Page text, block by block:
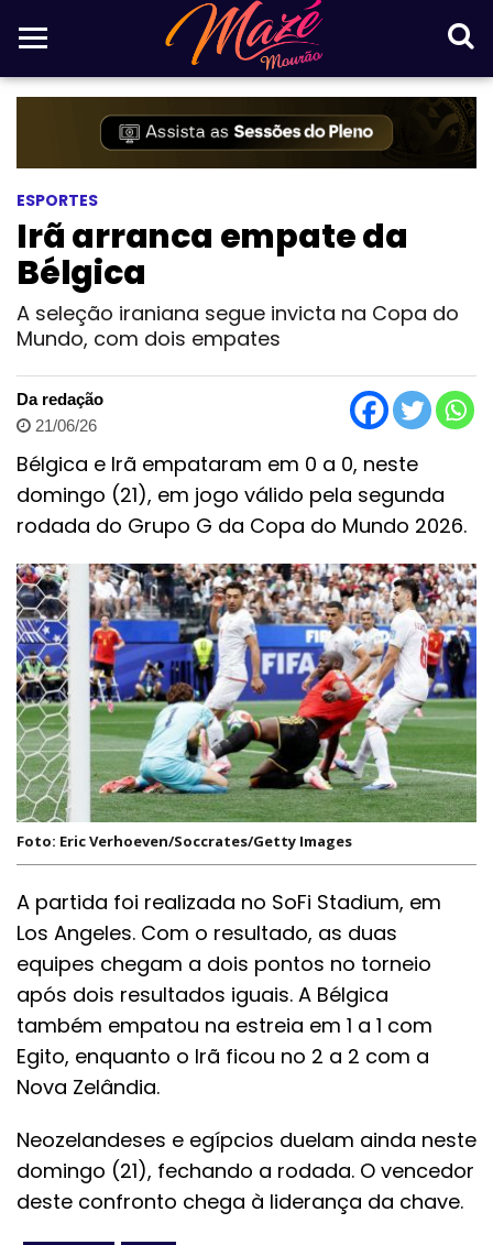
ESPORTES
Irã arranca empate da
Bélgica
A seleção iraniana segue invicta na Copa do
Mundo, com dois empates
Da redação
21/06/26
Bélgica e Irã empataram em 0 a 0, neste
domingo (21), em jogo válido pela segunda
rodada do Grupo G da Copa do Mundo 2026.
Foto: Eric Verhoeven/Soccrates/Getty Images
A partida foi realizada no SoFi Stadium, em
Los Angeles. Com o resultado, as duas
equipes chegam a dois pontos no torneio
após dois resultados iguais. A Bélgica
também empatou na estreia em 1 a 1 com
Egito, enquanto o Irã ficou no 2 a 2 com a
Nova Zelândia.
Neozelandeses e egípcios duelam ainda neste
domingo (21), fechando a rodada. O vencedor
deste confronto chega à liderança da chave.